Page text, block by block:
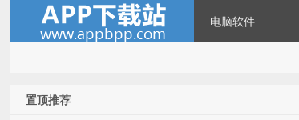
电脑软件
置顶推荐